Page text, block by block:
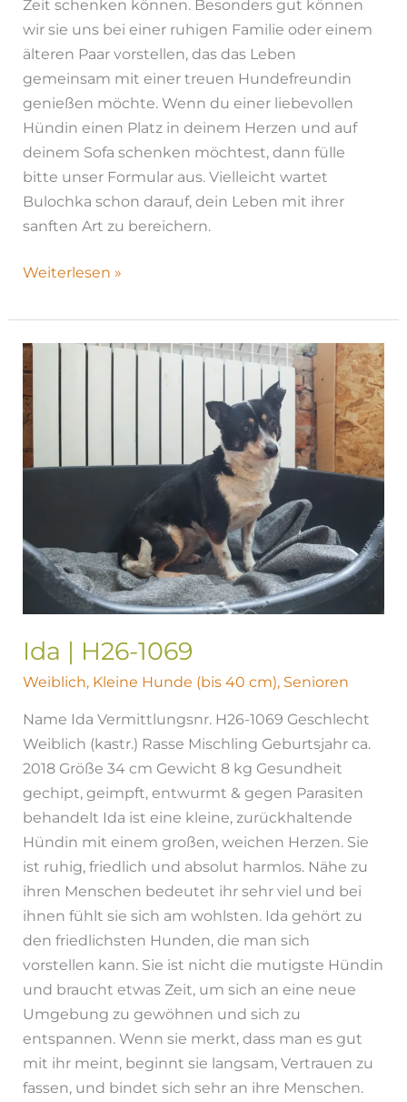
Zeit schenken können. Besonders gut können
wir sie uns bei einer ruhigen Familie oder einem
älteren Paar vorstellen, das das Leben
gemeinsam mit einer treuen Hundefreundin
genießen möchte. Wenn du einer liebevollen
Hündin einen Platz in deinem Herzen und auf
deinem Sofa schenken möchtest, dann fülle
bitte unser Formular aus. Vielleicht wartet
Bulochka schon darauf, dein Leben mit ihrer
sanften Art zu bereichern.
Weiterlesen »
Ida | H26-1069
Weiblich, Kleine Hunde (bis 40 cm), Senioren
Name Ida Vermittlungsnr. H26-1069 Geschlecht
Weiblich (kastr.) Rasse Mischling Geburtsjahr ca.
2018 Größe 34 cm Gewicht 8 kg Gesundheit
gechipt, geimpft, entwurmt & gegen Parasiten
behandelt Ida ist eine kleine, zurückhaltende
Hündin mit einem großen, weichen Herzen. Sie
ist ruhig, friedlich und absolut harmlos. Nähe zu
ihren Menschen bedeutet ihr sehr viel und bei
ihnen fühlt sie sich am wohlsten. Ida gehört zu
den friedlichsten Hunden, die man sich
vorstellen kann. Sie ist nicht die mutigste Hündin
und braucht etwas Zeit, um sich an eine neue
Umgebung zu gewöhnen und sich zu
entspannen. Wenn sie merkt, dass man es gut
mit ihr meint, beginnt sie langsam, Vertrauen zu
fassen, und bindet sich sehr an ihre Menschen.
Ida
|
H26-
1069